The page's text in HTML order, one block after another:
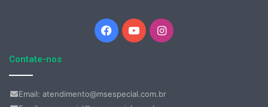
Facebook
YouTubeInstagram
Contate-nos
Email: atendimento@msespecial.com.br